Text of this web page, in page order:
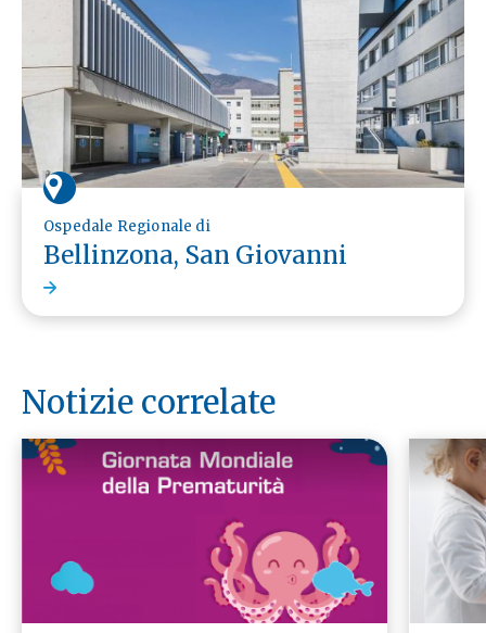
Ospedale Regionale di
Bellinzona, San Giovanni
Notizie correlate